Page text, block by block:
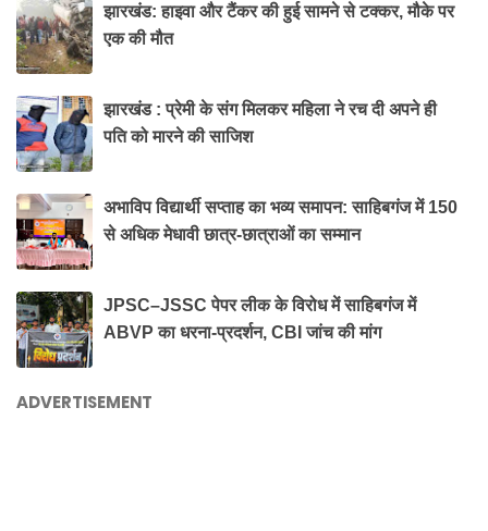
झारखंड: हाइवा और टैंकर की हुई सामने से टक्कर, मौके पर
एक की मौत
झारखंड : प्रेमी के संग मिलकर महिला ने रच दी अपने ही
पति को मारने की साजिश
अभाविप विद्यार्थी सप्ताह का भव्य समापन: साहिबगंज में 150
से अधिक मेधावी छात्र-छात्राओं का सम्मान
JPSC–JSSC पेपर लीक के विरोध में साहिबगंज में
ABVP का धरना-प्रदर्शन, CBI जांच की मांग
ADVERTISEMENT